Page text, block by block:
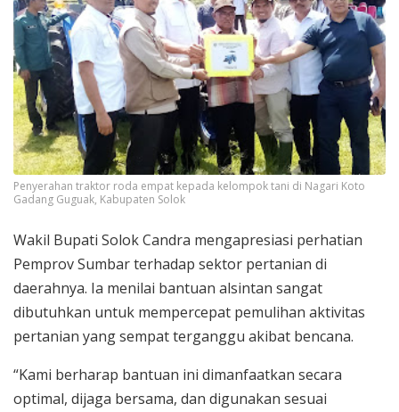
Penyerahan traktor roda empat kepada kelompok tani di Nagari Koto
Gadang Guguak, Kabupaten Solok
Wakil Bupati Solok Candra mengapresiasi perhatian
Pemprov Sumbar terhadap sektor pertanian di
daerahnya. Ia menilai bantuan alsintan sangat
dibutuhkan untuk mempercepat pemulihan aktivitas
pertanian yang sempat terganggu akibat bencana.
“Kami berharap bantuan ini dimanfaatkan secara
optimal, dijaga bersama, dan digunakan sesuai